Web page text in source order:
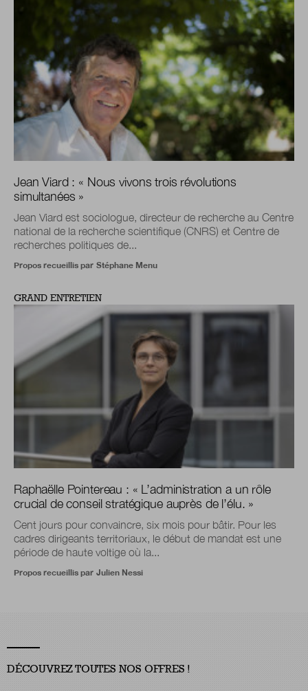
Jean Viard : « Nous vivons trois révolutions
simultanées »
Jean Viard est sociologue, directeur de recherche au Centre
national de la recherche scientifique (CNRS) et Centre de
recherches politiques de...
Propos recueillis par Stéphane Menu
GRAND ENTRETIEN
Raphaëlle Pointereau : « L’administration a un rôle
crucial de conseil stratégique auprès de l’élu. »
Cent jours pour convaincre, six mois pour bâtir. Pour les
cadres dirigeants territoriaux, le début de mandat est une
période de haute voltige où la...
Propos recueillis par Julien Nessi
DÉCOUVREZ TOUTES NOS OFFRES !